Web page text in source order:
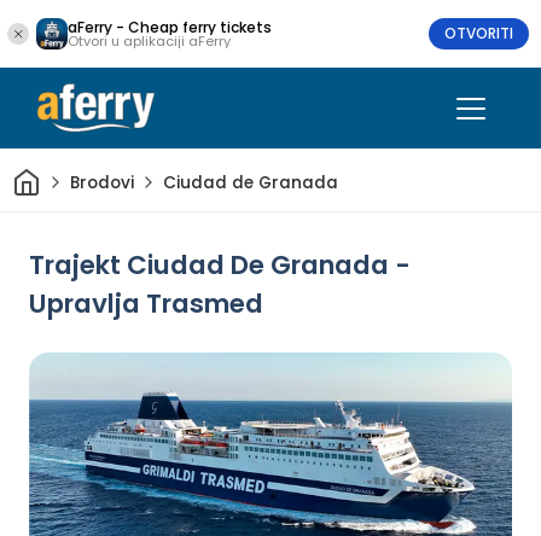
aFerry - Cheap ferry tickets
Otvori u aplikaciji aFerry OTVORITI
DomBrodovi Ciudad de Granada
Trajekt Ciudad De Granada -
Upravlja Trasmed